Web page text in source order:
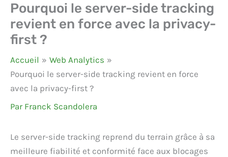
Pourquoi le server-side tracking
revient en force avec la privacy-
first ?
Accueil
Web Analytics
Pourquoi le server-side tracking revient en force
avec la privacy-first ?
Par Franck Scandolera
Le server-side tracking reprend du terrain grâce à sa
meilleure fiabilité et conformité face aux blocages